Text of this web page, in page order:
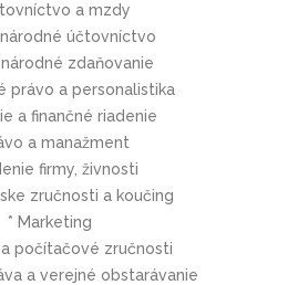
a mzdy
účtovníctvo
zdaňovanie
právo a personalistika
a finančné riadenie
a manažment
firmy, živnosti
zručnosti a koučing
* Marketing
počítačové zručnosti
a verejné obstarávanie